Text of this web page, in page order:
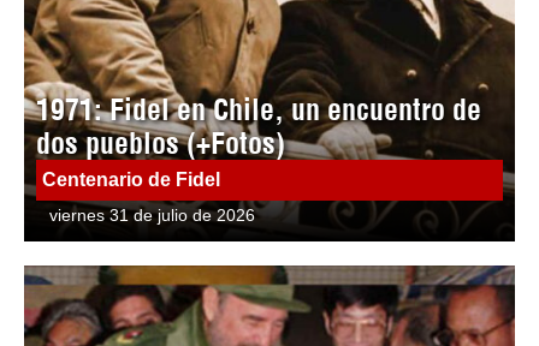
1971: Fidel en Chile, un encuentro de
dos pueblos (+Fotos)
Centenario de Fidel
viernes 31 de julio de 2026